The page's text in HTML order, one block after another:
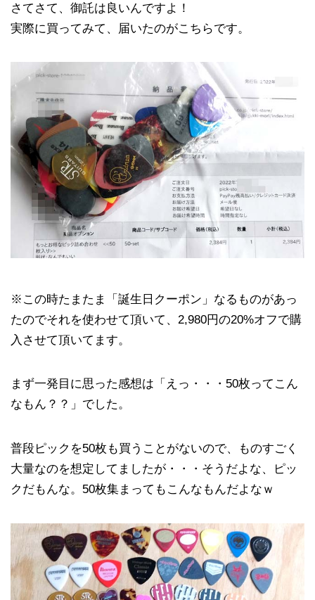
さてさて、御託は良いんですよ！
実際に買ってみて、届いたのがこちらです。
※この時たまたま「誕生日クーポン」なるものがあっ
たのでそれを使わせて頂いて、2,980円の20%オフで購
入させて頂いてます。
まず一発目に思った感想は「えっ・・・50枚ってこん
なもん？？」でした。
普段ピックを50枚も買うことがないので、ものすごく
大量なのを想定してましたが・・・そうだよな、ピッ
クだもんな。50枚集まってもこんなもんだよなｗ